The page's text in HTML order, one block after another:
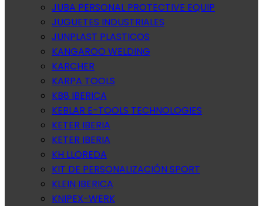
JUBA PERSONAL PROTECTIVE EQUIP
JUGUETES INDUSTRIALES
JUNPLAST PLASTICOS
KANGAROO WELDING
KARCHER
KARPA TOOLS
KB8 IBERICA
KEBLAR E-TOOLS TECHNOLOGIES
KETER IBERIA
KETER IBERIA
KH LLOREDA
KIT DE PERSONALIZACIÓN SPORT
KLEIN IBERICA
KNIPEX-WERK